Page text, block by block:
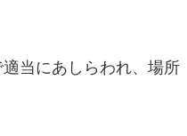
当にあしらわれ、場所